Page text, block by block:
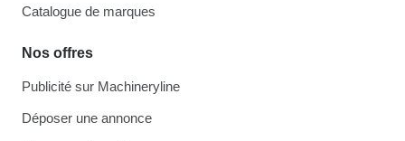
Catalogue de marques
Nos offres
Publicité sur Machineryline
Déposer une annonce